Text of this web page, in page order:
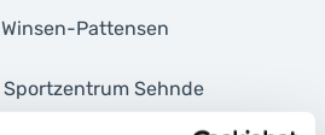
Pattensen
Sehnde